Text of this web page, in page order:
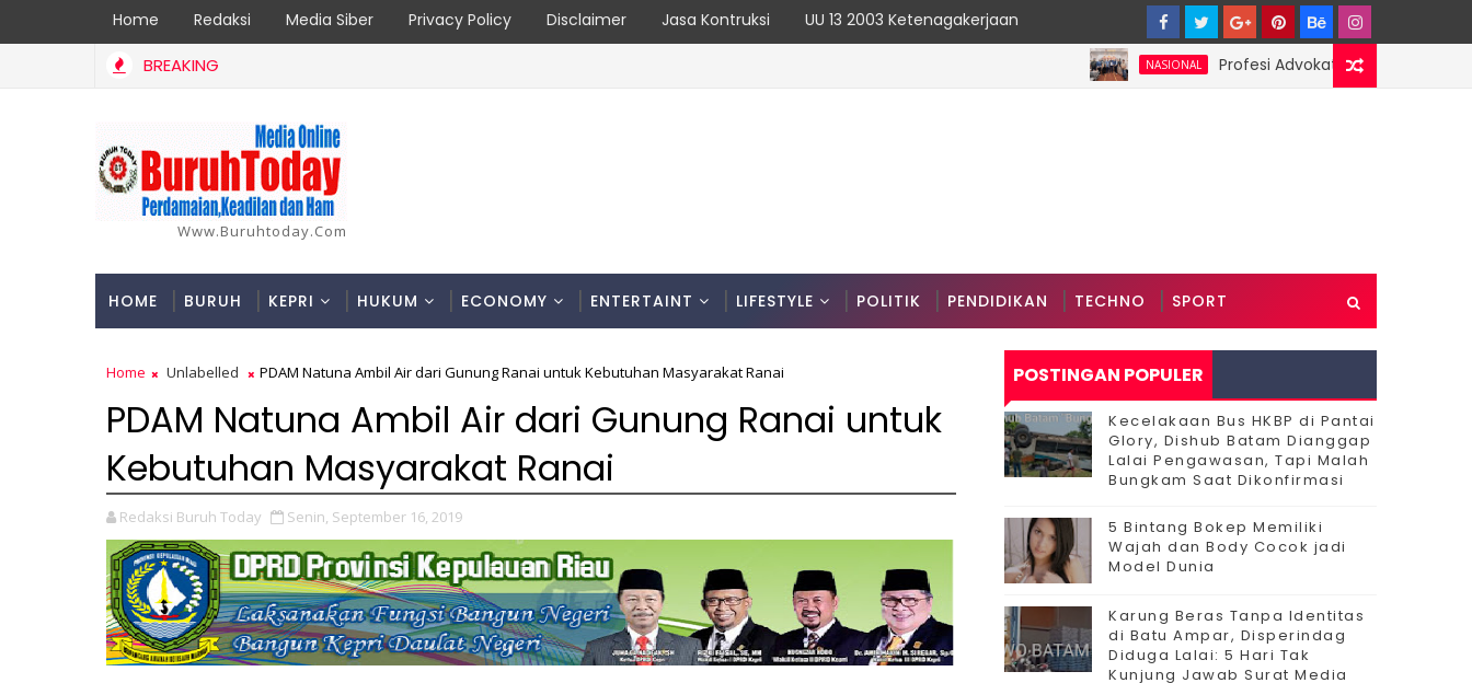
Home Redaksi Media Siber Privacy Policy Disclaimer Jasa Kontruksi UU 13 2003 Ketenagakerjaan
BREAKING NASIONAL
Profesi Advokat Diduga Dilecehkan Saat
Www.buruhtoday.com
HOME BURUH KEPRI HUKUM ECONOMY ENTERTAINT LIFESTYLE POLITIK PENDIDIKAN TECHNO SPORT
Home Unlabelled PDAM Natuna Ambil Air dari Gunung Ranai untuk Kebutuhan Masyarakat Ranai
PDAM Natuna Ambil Air dari Gunung Ranai untuk
Kebutuhan Masyarakat Ranai
Redaksi Buruh Today Senin, September 16, 2019
POSTINGAN POPULER
Kecelakaan Bus HKBP di Pantai
Glory, Dishub Batam Dianggap
Lalai Pengawasan, Tapi Malah
Bungkam Saat Dikonfirmasi
5 Bintang Bokep Memiliki
Wajah dan Body Cocok jadi
Model Dunia
Karung Beras Tanpa Identitas
di Batu Ampar, Disperindag
Diduga Lalai: 5 Hari Tak
Kunjung Jawab Surat Media